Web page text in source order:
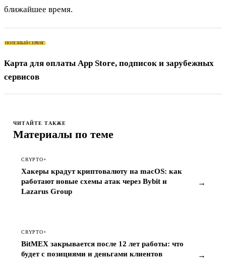
ближайшее время.
ПОЛЕЗНЫЙ СЕРВИС
Карта для оплаты App Store, подписок и зарубежных
сервисов
ЧИТАЙТЕ ТАКЖЕ
Материалы по теме
CRYPTO+
Хакеры крадут криптовалюту на macOS: как
работают новые схемы атак через Bybit и
Lazarus Group
→
CRYPTO+
BitMEX закрывается после 12 лет работы: что
будет с позициями и деньгами клиентов
→